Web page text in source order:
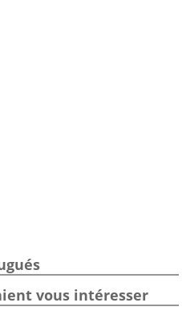
vous intéresser